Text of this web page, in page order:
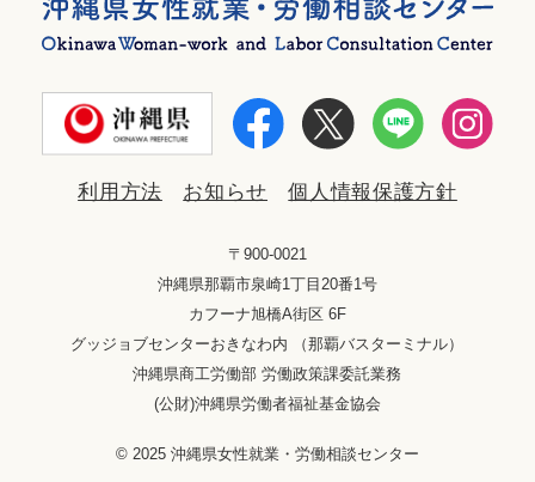
利用方法 お知らせ 個人情報保護方針
〒900-0021
沖縄県那覇市泉崎1丁目20番1号
カフーナ旭橋A街区 6F
グッジョブセンターおきなわ内 （那覇バスターミナル）
沖縄県商工労働部 労働政策課委託業務
(公財)沖縄県労働者福祉基金協会
© 2025 沖縄県女性就業・労働相談センター